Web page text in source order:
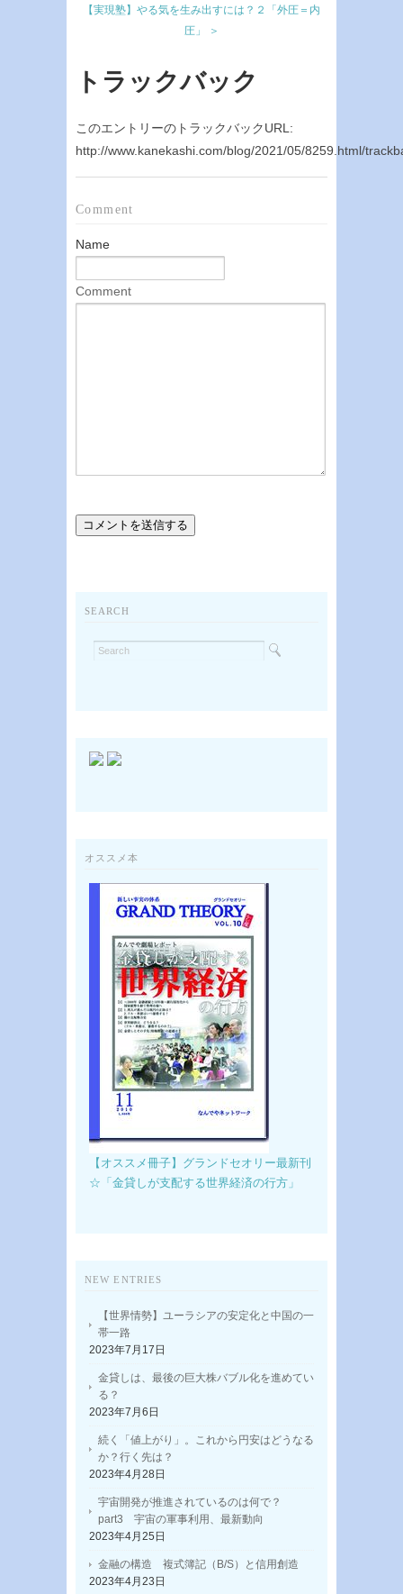
【実現塾】やる気を生み出すには？２「外圧＝内
圧」 ＞
トラックバック
このエントリーのトラックバックURL:
http://www.kanekashi.com/blog/2021/05/8259.html/
Comment
Name
Comment
SEARCH
オススメ本
【オススメ冊子】グランドセオリー最新刊
☆「金貸しが支配する世界経済の行方」
NEW ENTRIES
【世界情勢】ユーラシアの安定化と中国の一
帯一路
2023年7月17日
金貸しは、最後の巨大株バブル化を進めてい
る？
2023年7月6日
続く「値上がり」。これから円安はどうなる
か？行く先は？
2023年4月28日
宇宙開発が推進されているのは何で？
part3 宇宙の軍事利用、最新動向
2023年4月25日
金融の構造 複式簿記（B/S）と信用創造
2023年4月23日